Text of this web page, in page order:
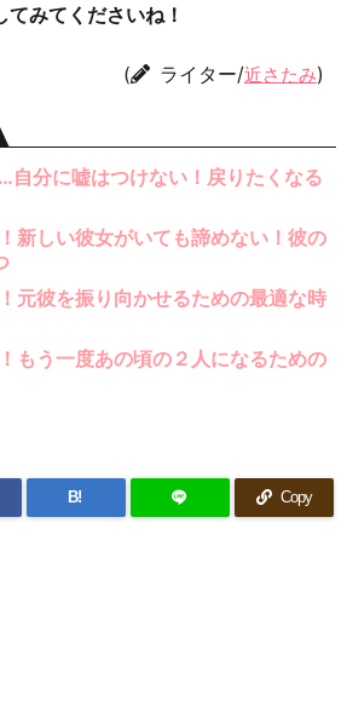
みてくださいね！
( ライター/近さたみ)
自分に嘘はつけない！戻りたくなる
新しい彼女がいても諦めない！彼の
元彼を振り向かせるための最適な時
もう一度あの頃の２人になるための
B! Copy